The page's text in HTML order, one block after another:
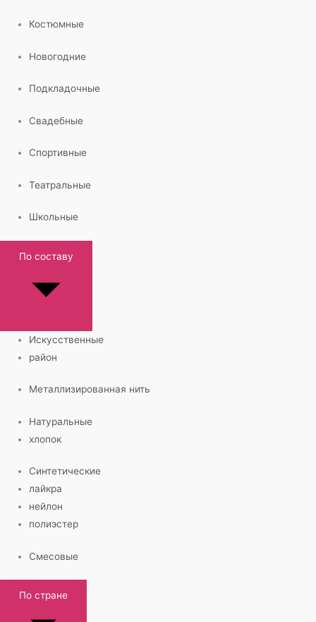
Костюмные
Новогодние
Подкладочные
Свадебные
Спортивные
Театральные
Школьные
По составу
Искусственные
район
Металлизированная нить
Натуральные
хлопок
Синтетические
лайкра
нейлон
полиэстер
Смесовые
По стране